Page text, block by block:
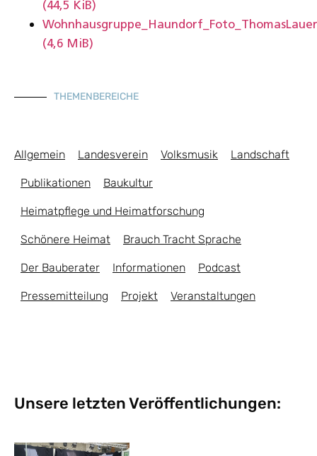
(44,5 KiB)
(4,6 MiB)
THEMENBEREICHE
Allgemein Landesverein Volksmusik Landschaft
Publikationen Baukultur
Heimatpflege und Heimatforschung
Schönere Heimat Brauch Tracht Sprache
Der Bauberater Informationen Podcast
Pressemitteilung Projekt Veranstaltungen
Unsere letzten Veröffentlichungen: